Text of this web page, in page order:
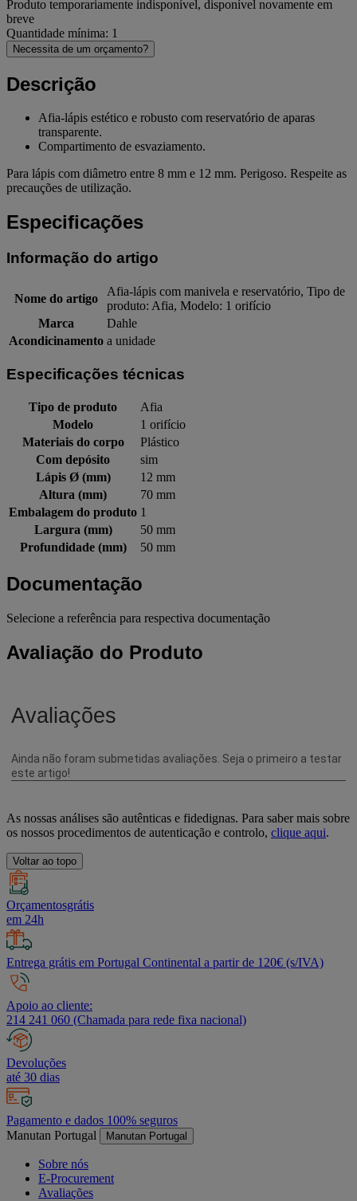
Produto temporariamente indisponível, disponível novamente em
breve
Quantidade mínima: 1
Necessita de um orçamento?
Descrição
Afia-lápis estético e robusto com reservatório de aparas
transparente.
Compartimento de esvaziamento.
Para lápis com diâmetro entre 8 mm e 12 mm. Perigoso. Respeite as
precauções de utilização.
Especificações
Informação do artigo
Nome do artigo
Afia-lápis com manivela e reservatório, Tipo de
produto: Afia, Modelo: 1 orifício
Marca
Dahle
Acondicinamento a unidade
Especificações técnicas
Tipo de produto
Afia
Modelo
1 orifício
Materiais do corpo
Plástico
Com depósito
sim
Lápis Ø (mm)
12 mm
Altura (mm)
70 mm
Embalagem do produto 1
Largura (mm)
50 mm
Profundidade (mm)
50 mm
Documentação
Selecione a referência para respectiva documentação
Avaliação do Produto
As nossas análises são autênticas e fidedignas. Para saber mais sobre
os nossos procedimentos de autenticação e controlo, clique aqui.
Voltar ao topo
Orçamentosgrátis
em 24h
Entrega grátis em Portugal Continental a partir de 120€ (s/IVA)
Apoio ao cliente:
214 241 060 (Chamada para rede fixa nacional)
Devoluções
até 30 dias
Pagamento e dados 100% seguros
Manutan Portugal
Manutan Portugal
Sobre nós
E-Procurement
Avaliações